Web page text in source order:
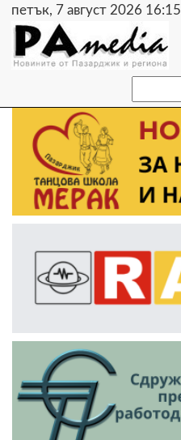
петък, 7 август 2026 16:15